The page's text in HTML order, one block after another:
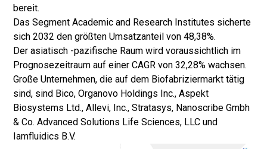
bereit.
Das Segment Academic and Research Institutes sicherte
sich 2032 den größten Umsatzanteil von 48,38%.
Der asiatisch -pazifische Raum wird voraussichtlich im
Prognosezeitraum auf einer CAGR von 32,28% wachsen.
Große Unternehmen, die auf dem Biofabriziermarkt tätig
sind, sind Bico, Organovo Holdings Inc., Aspekt
Biosystems Ltd., Allevi, Inc., Stratasys, Nanoscribe Gmbh
& Co. Advanced Solutions Life Sciences, LLC und
Iamfluidics B.V.